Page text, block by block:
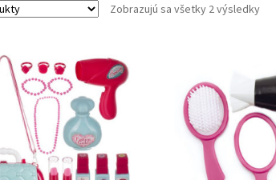
Zobrazujú sa všetky 2 výsledky